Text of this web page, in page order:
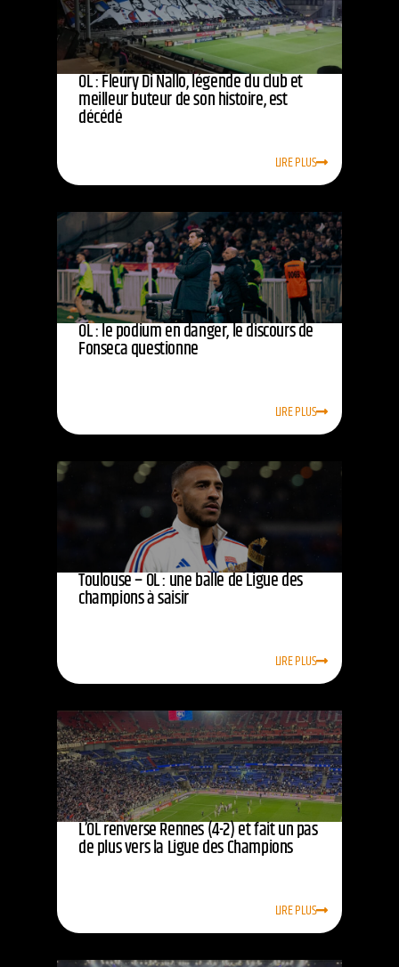
OL : Fleury Di Nallo, légende du club et
meilleur buteur de son histoire, est
décédé
LIRE PLUS
OL : le podium en danger, le discours de
Fonseca questionne
LIRE PLUS
Toulouse – OL : une balle de Ligue des
champions à saisir
LIRE PLUS
L’OL renverse Rennes (4-2) et fait un pas
de plus vers la Ligue des Champions
LIRE PLUS